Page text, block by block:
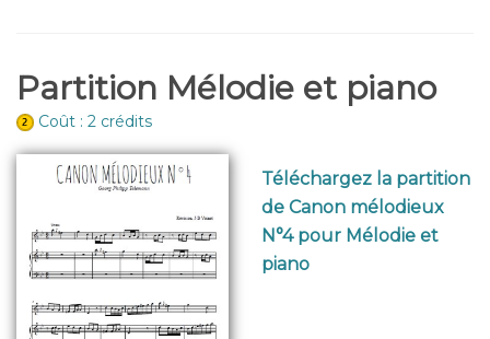
Partition Mélodie et piano
Coût : 2 crédits
Téléchargez la partition
de Canon mélodieux
N°4 pour Mélodie et
piano